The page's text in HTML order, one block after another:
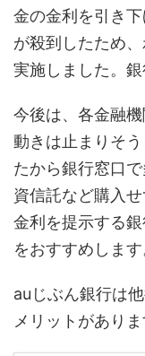
金の金利を引き
が殺到したため
実施しました。銀
今後は、各金融
動きは止まりそ
たから銀行窓口
資信託など購入
金利を提示する
をおすすめします
auじぶん銀行は
メリットがありま